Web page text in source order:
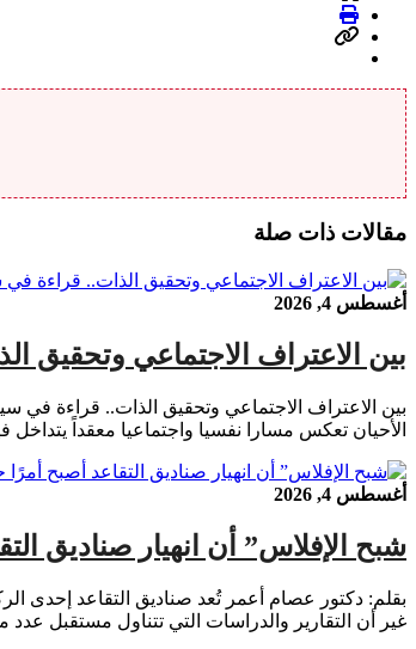
مقالات ذات صلة
أغسطس 4, 2026
بين الاعتراف الاجتماعي وتحقيق
بين الاعتراف الاجتماعي وتحقيق الذات.. قراءة في
الأحيان تعكس مسارا نفسيا واجتماعيا معقداً
أغسطس 4, 2026
شبح الإفلاس” أن انهيار صناديق
بقلم: دكتور عصام أعمر تُعد صناديق التقاعد إحدى
غير أن التقارير والدراسات التي تتناول مستقبل